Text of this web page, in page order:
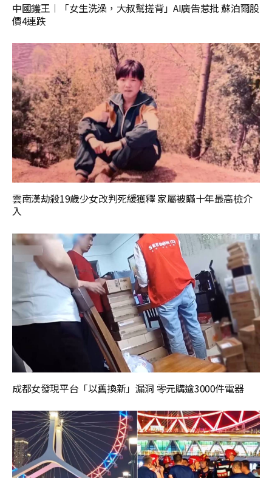
中國鑊王︱「女生洗澡，大叔幫搓背」AI廣告惹批 蘇泊爾股
價4連跌
雲南漢劫殺19歲少女改判死緩獲釋 家屬被瞞十年最高檢介
入
成都女發現平台「以舊換新」漏洞 零元購逾3000件電器